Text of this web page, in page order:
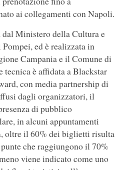
ai collegamenti con Napoli.
dal Ministero della Cultura e
ed è realizzata in
Campania e il Comune di
tecnica è affidata a Blackstar
con media partnership di
dagli organizzatori, il
di pubblico
in alcuni appuntamenti
oltre il 60% dei biglietti risulta
che raggiungono il 70%
viene indicato come uno